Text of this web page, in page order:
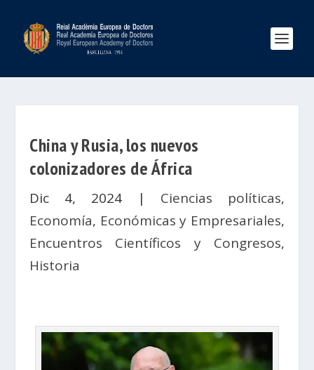
China y Rusia, los nuevos
colonizadores de África
Dic 4, 2024 | Ciencias políticas,
Economía, Económicas y Empresariales,
Encuentros Científicos y Congresos,
Historia